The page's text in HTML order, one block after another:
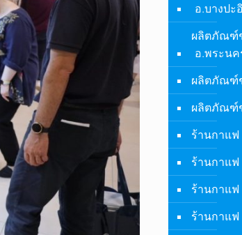
อ.บางปะ
ผลิตภัณฑ์
อ.พระนค
ผลิตภัณฑ์
ผลิตภัณฑ์
ร้านกาแฟ
ร้านกาแ
ร้านกาแ
ร้านกาแฟ